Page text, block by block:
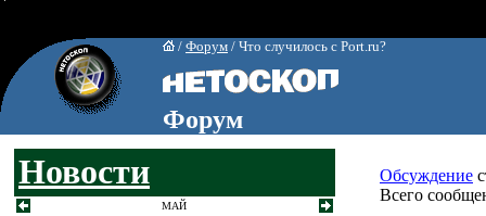
/ Форум / Что случилось с Port.ru?
Форум
Новости
МАЙ
Обсуждение
Всего